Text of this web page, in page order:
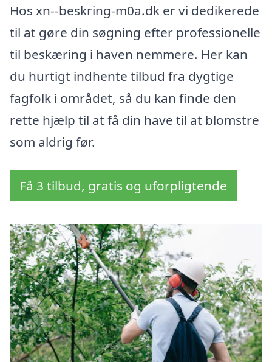
Hos xn--beskring-m0a.dk er vi dedikerede
til at gøre din søgning efter professionelle
til beskæring i haven nemmere. Her kan
du hurtigt indhente tilbud fra dygtige
fagfolk i området, så du kan finde den
rette hjælp til at få din have til at blomstre
som aldrig før.
Få 3 tilbud, gratis og uforpligtende